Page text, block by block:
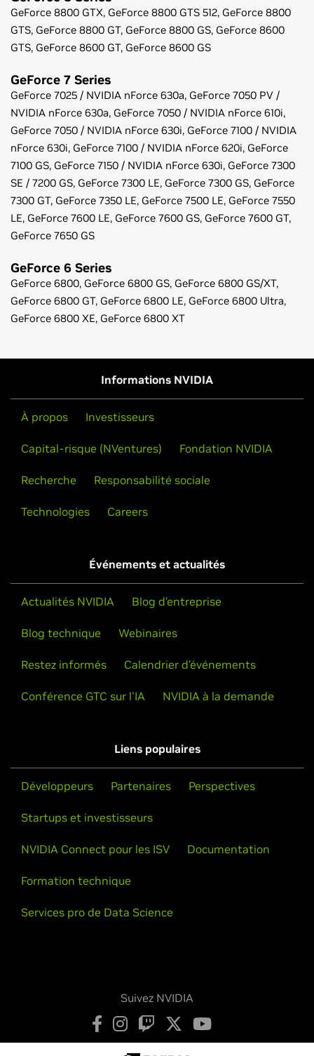
GeForce 8800 GTX, GeForce 8800 GTS 512, GeForce 8800
GTS, GeForce 8800 GT, GeForce 8800 GS, GeForce 8600
GTS, GeForce 8600 GT, GeForce 8600 GS
GeForce 7 Series
GeForce 7025 / NVIDIA nForce 630a, GeForce 7050 PV /
NVIDIA nForce 630a, GeForce 7050 / NVIDIA nForce 610i,
GeForce 7050 / NVIDIA nForce 630i, GeForce 7100 / NVIDIA
nForce 630i, GeForce 7100 / NVIDIA nForce 620i, GeForce
7100 GS, GeForce 7150 / NVIDIA nForce 630i, GeForce 7300
SE / 7200 GS, GeForce 7300 LE, GeForce 7300 GS, GeForce
7300 GT, GeForce 7350 LE, GeForce 7500 LE, GeForce 7550
LE, GeForce 7600 LE, GeForce 7600 GS, GeForce 7600 GT,
GeForce 7650 GS
GeForce 6 Series
GeForce 6800, GeForce 6800 GS, GeForce 6800 GS/XT,
GeForce 6800 GT, GeForce 6800 LE, GeForce 6800 Ultra,
GeForce 6800 XE, GeForce 6800 XT
Manuel d’utilisation du Panneau de configuration
Informations NVIDIA
À propos Investisseurs
Capital-risque (NVentures) Fondation NVIDIA
Recherche Responsabilité sociale
Technologies Careers
Événements et actualités
Actualités NVIDIA Blog d’entreprise
Blog technique Webinaires
Restez informés Calendrier d’événements
Conférence GTC sur l'IA NVIDIA à la demande
Liens populaires
Développeurs Partenaires Perspectives
Startups et investisseurs
NVIDIA Connect pour les ISV Documentation
Formation technique
Services pro de Data Science
Suivez NVIDIA